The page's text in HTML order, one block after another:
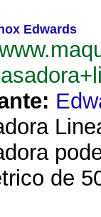
Edwards
de